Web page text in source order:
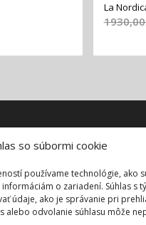
so súbormi cookie
používame technológie, ako
o zariadení. Súhlas s
údaje, ako je správanie pri
alebo odvolanie súhlasu môže
La
Môj účet
Pokladňa
Košík